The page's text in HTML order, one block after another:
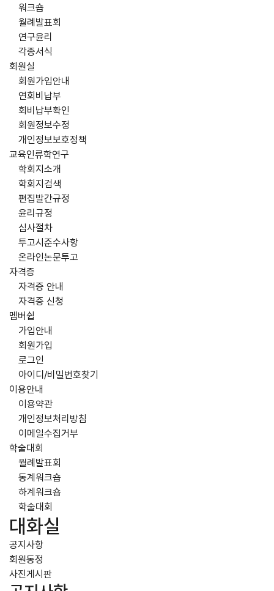
워크숍
월례발표회
연구윤리
각종서식
회원실
회원가입안내
연회비납부
회비납부확인
회원정보수정
개인정보보호정책
교육인류학연구
학회지소개
학회지검색
편집발간규정
윤리규정
심사절차
투고시준수사항
온라인논문투고
자격증
자격증 안내
자격증 신청
멤버쉽
가입안내
회원가입
로그인
아이디/비밀번호찾기
이용안내
이용약관
개인정보처리방침
이메일수집거부
학술대회
월례발표회
동계워크숍
하계워크숍
학술대회
대화실
공지사항
회원동정
사진게시판